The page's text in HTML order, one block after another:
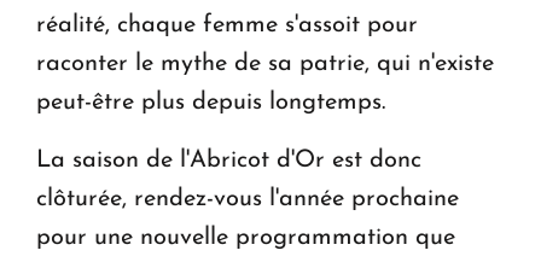
réalité, chaque femme s'assoit pour
raconter le mythe de sa patrie, qui n'existe
peut-être plus depuis longtemps.
La saison de l'Abricot d'Or est donc
clôturée, rendez-vous l'année prochaine
pour une nouvelle programmation que